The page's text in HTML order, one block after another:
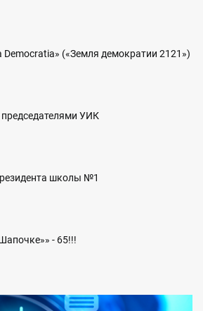
Democratia» («Земля демократии 2121»)
УИК
школы №1
- 65!!!